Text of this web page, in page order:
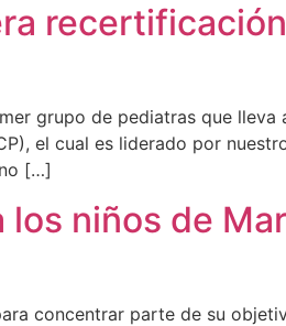
grupo de pediatras que
el cual es liderado por
[…]
niños de
concentrar parte de su